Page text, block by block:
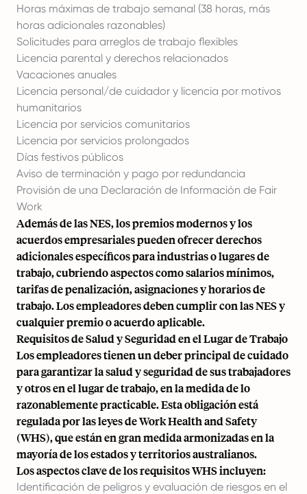
Horas máximas de trabajo semanal (38 horas, más
horas adicionales razonables)
Solicitudes para arreglos de trabajo flexibles
Licencia parental y derechos relacionados
Vacaciones anuales
Licencia personal/de cuidador y licencia por motivos
humanitarios
Licencia por servicios comunitarios
Licencia por servicios prolongados
Días festivos públicos
Aviso de terminación y pago por redundancia
Provisión de una Declaración de Información de Fair
Work
Además de las NES, los premios modernos y los
acuerdos empresariales pueden ofrecer derechos
adicionales específicos para industrias o lugares de
trabajo, cubriendo aspectos como salarios mínimos,
tarifas de penalización, asignaciones y horarios de
trabajo. Los empleadores deben cumplir con las NES y
cualquier premio o acuerdo aplicable.
Requisitos de Salud y Seguridad en el Lugar de Trabajo
Los empleadores tienen un deber principal de cuidado
para garantizar la salud y seguridad de sus trabajadores
y otros en el lugar de trabajo, en la medida de lo
razonablemente practicable. Esta obligación está
regulada por las leyes de Work Health and Safety
(WHS), que están en gran medida armonizadas en la
mayoría de los estados y territorios australianos.
Los aspectos clave de los requisitos WHS incluyen:
Identificación de peligros y evaluación de riesgos en el